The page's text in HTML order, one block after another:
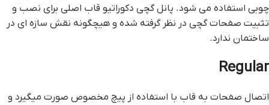
چوبی استفاده می شود. پانل گچی دکوراتیو قاب اصلی برای نصب و
تثبیت صفحات گچی در نظر گرفته شده و هیچگونه نقش سازه ای در
ساختمان ندارد.
Regular
اتصال صفحات به قاب با استفاده از پیچ مخصوص صورت میگیرد و